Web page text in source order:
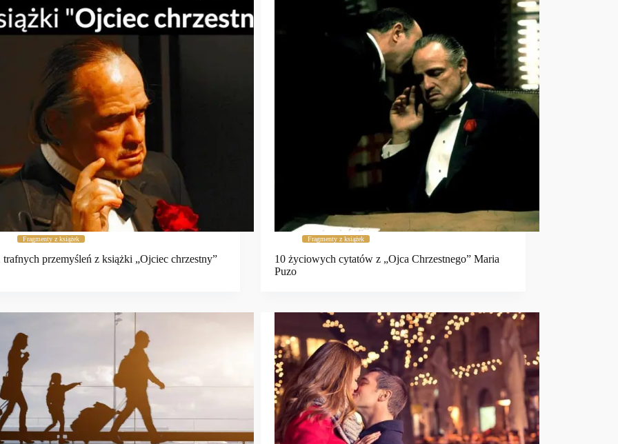
Fragmenty z książek
trafnych przemyśleń z książki „Ojciec chrzestny”
Fragmenty z książek
10 życiowych cytatów z „Ojca Chrzestnego” Maria
Puzo